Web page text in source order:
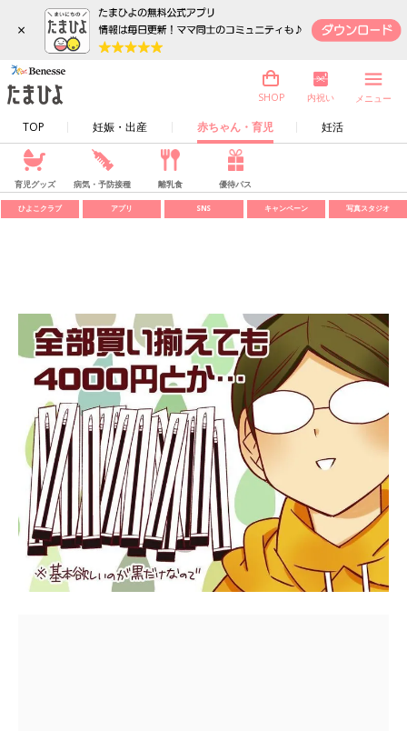
×
TOP 妊娠・出産 赤ちゃん・育児 妊活
SHOP 内祝い メニュー
育児グッズ 病気・予防接種 離乳食 優待パス
ひよこクラブ アプリ SNS キャンペーン 写真スタジオ